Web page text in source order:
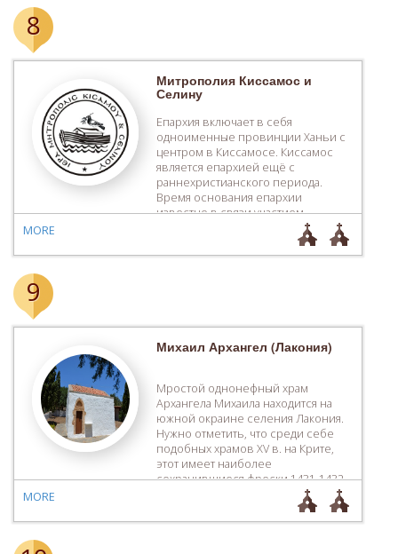
8
Митрополия Киссамос и
Селину
Епархия включает в себя
одноименные провинции Ханьи с
центром в Киссамосе. Киссамос
является епархией ещё с
раннехристианского периода.
Время основания епархии
известно в связи участием
епископа Эфкисоса в Сердикском
соборе в 343 году. В музее Ретимну
находится свинцовая печать,
MORE
9
Михаил Архангел (Лакония)
Мростой однонефный храм
Архангела Михаила находится на
южной окраине селения Лакония.
Нужно отметить, что среди себе
подобных храмов ХV в. на Крите,
этот имеет наиболее
сохранившиеся фрески 1431-1432
гг. В центральной части храма
изображены только 5 сюжетов
евангельского цикла и 4 с краткого
MORE